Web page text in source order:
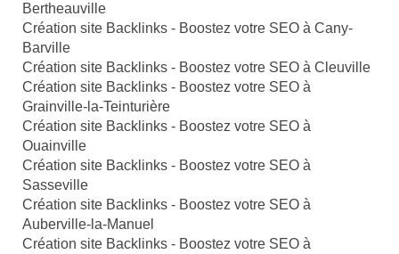
Bertheauville
Création site Backlinks - Boostez votre SEO à Cany-
Barville
Création site Backlinks - Boostez votre SEO à Cleuville
Création site Backlinks - Boostez votre SEO à
Grainville-la-Teinturière
Création site Backlinks - Boostez votre SEO à
Ouainville
Création site Backlinks - Boostez votre SEO à
Sasseville
Création site Backlinks - Boostez votre SEO à
Auberville-la-Manuel
Création site Backlinks - Boostez votre SEO à